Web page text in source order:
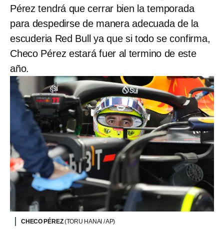
Pérez tendrá que cerrar bien la temporada
para despedirse de manera adecuada de la
escuderia Red Bull ya que si todo se confirma,
Checo Pérez estará fuer al termino de este
año.
CHECO PÉREZ(TORU HANAI / AP)